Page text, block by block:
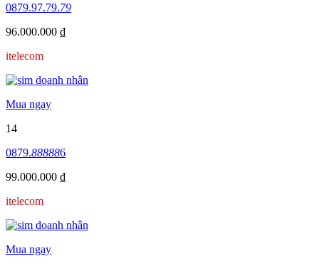
0879.97.79.79
96.000.000 ₫
itelecom
Mua ngay
14
0879.888886
99.000.000 ₫
itelecom
Mua ngay